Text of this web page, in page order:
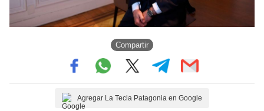
Compartir
Agregar La Tecla Patagonia en Google